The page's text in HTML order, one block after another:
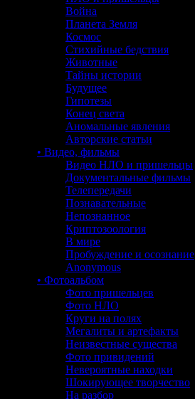
Война
Планета Земля
Космос
Стихийные бедствия
Животные
Тайны истории
Будущее
Гипотезы
Конец света
Аномальные явления
Авторские статьи
• Видео, фильмы
Видео НЛО и пришельцы
Документальные фильмы
Телепередачи
Познавательные
Непознанное
Криптозоология
В мире
Пробуждение и осознание
Anonymous
• Фотоальбом
Фото пришельцев
Фото НЛО
Круги на полях
Мегалиты и артефакты
Неизвестные существа
Фото привидений
Невероятные находки
Шокирующее творчество
На разбор